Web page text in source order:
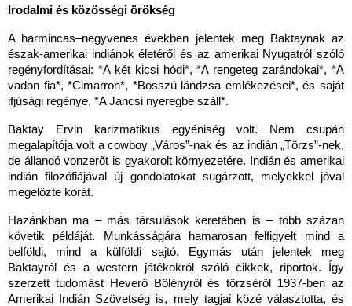
Irodalmi és közösségi örökség
A harmincas–negyvenes években jelentek meg Baktaynak az
észak-amerikai indiánok életéről és az amerikai Nyugatról szóló
regényfordításai: *A két kicsi hódi*, *A rengeteg zarándokai*, *A
vadon fia*, *Cimarron*, *Bosszú lándzsa emlékezései*, és saját
ifjúsági regénye, *A Jancsi nyeregbe száll*.
Baktay Ervin karizmatikus egyéniség volt. Nem csupán
megalapítója volt a cowboy „Város”-nak és az indián „Törzs”-nek,
de állandó vonzerőt is gyakorolt környezetére. Indián és amerikai
indián filozófiájával új gondolatokat sugárzott, melyekkel jóval
megelőzte korát.
Hazánkban ma – más társulások keretében is – több százan
követik példáját. Munkásságára hamarosan felfigyelt mind a
belföldi, mind a külföldi sajtó. Egymás után jelentek meg
Baktayról és a western játékokról szóló cikkek, riportok. Így
szerzett tudomást Heverő Bölényről és törzséről 1937-ben az
Amerikai Indián Szövetség is, mely tagjai közé választotta, és